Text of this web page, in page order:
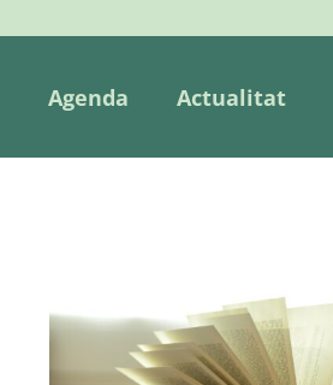
Agenda Actualitat